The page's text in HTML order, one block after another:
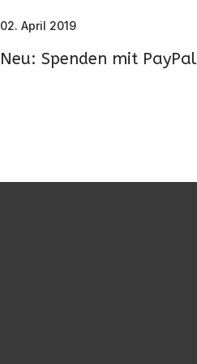
Neu: Spenden mit PayPal
02. April 2019